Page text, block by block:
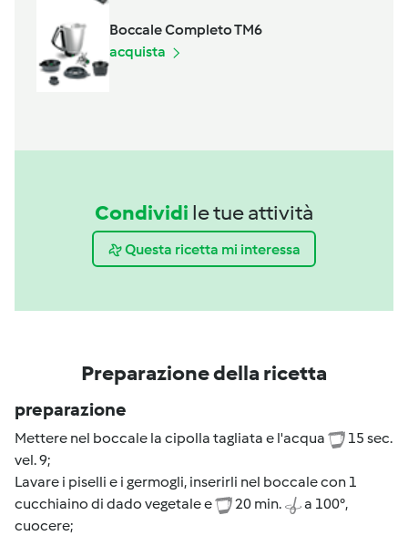
Boccale Completo TM6
acquista
Condividi le tue attività
Questa ricetta mi interessa
Preparazione della ricetta
preparazione
Mettere nel boccale la cipolla tagliata e l'acqua
15 sec.
vel. 9;
Lavare i piselli e i germogli, inserirli nel boccale con 1
cucchiaino di dado vegetale e
20 min.
a 100°,
cuocere;